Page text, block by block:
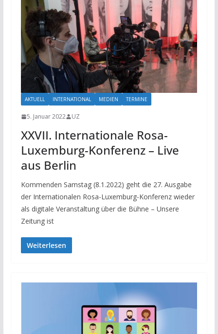
AKTUELL INTERNATIONAL MEDIEN TERMINE
5. Januar 2022 UZ
XXVII. Internationale Rosa-
Luxemburg-Konferenz – Live
aus Berlin
Kommenden Samstag (8.1.2022) geht die 27. Ausgabe
der Internationalen Rosa-Luxemburg-Konferenz wieder
als digitale Veranstaltung über die Bühne – Unsere
Zeitung ist
Weiterlesen